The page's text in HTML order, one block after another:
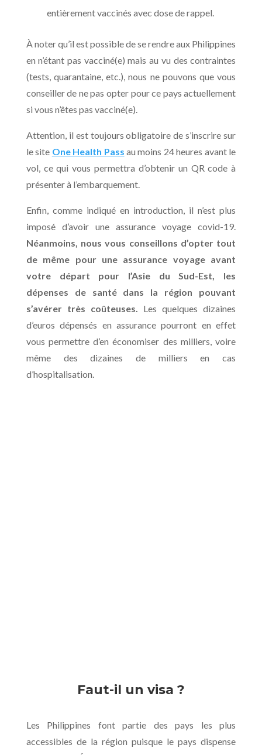
entièrement vaccinés avec dose de rappel.
À noter qu’il est possible de se rendre aux Philippines
en n’étant pas vacciné(e) mais au vu des contraintes
(tests, quarantaine, etc.), nous ne pouvons que vous
conseiller de ne pas opter pour ce pays actuellement
si vous n’êtes pas vacciné(e).
Attention, il est toujours obligatoire de s’inscrire sur
le site One Health Pass au moins 24 heures avant le
vol, ce qui vous permettra d’obtenir un QR code à
présenter à l’embarquement.
Enfin, comme indiqué en introduction, il n’est plus
imposé d’avoir une assurance voyage covid-19.
Néanmoins, nous vous conseillons d’opter tout
de même pour une assurance voyage avant
votre départ pour l’Asie du Sud-Est, les
dépenses de santé dans la région pouvant
s’avérer très coûteuses.
Les quelques dizaines
d’euros dépensés en assurance pourront en effet
vous permettre d’en économiser des milliers, voire
même des dizaines de milliers en cas
d’hospitalisation.
Faut-il un visa ?
Les Philippines font partie des pays les plus
accessibles de la région puisque le pays dispense